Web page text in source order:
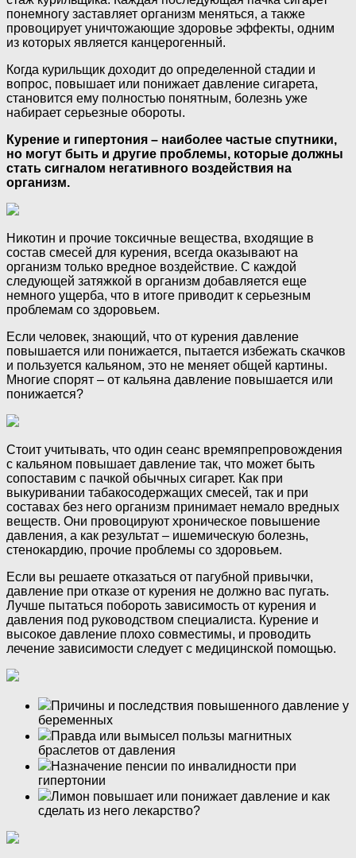
понемногу заставляет организм меняться, а также
провоцирует уничтожающие здоровье эффекты, одним
из которых является канцерогенный.
Когда курильщик доходит до определенной стадии и
вопрос, повышает или понижает давление сигарета,
становится ему полностью понятным, болезнь уже
набирает серьезные обороты.
Курение и гипертония – наиболее частые спутники,
но могут быть и другие проблемы, которые должны
стать сигналом негативного воздействия на
организм.
Никотин и прочие токсичные вещества, входящие в
состав смесей для курения, всегда оказывают на
организм только вредное воздействие. С каждой
следующей затяжкой в организм добавляется еще
немного ущерба, что в итоге приводит к серьезным
проблемам со здоровьем.
Если человек, знающий, что от курения давление
повышается или понижается, пытается избежать скачков
и пользуется кальяном, это не меняет общей картины.
Многие спорят – от кальяна давление повышается или
понижается?
Стоит учитывать, что один сеанс времяпрепровождения
с кальяном повышает давление так, что может быть
сопоставим с пачкой обычных сигарет. Как при
выкуривании табакосодержащих смесей, так и при
составах без него организм принимает немало вредных
веществ. Они провоцируют хроническое повышение
давления, а как результат – ишемическую болезнь,
стенокардию, прочие проблемы со здоровьем.
Если вы решаете отказаться от пагубной привычки,
давление при отказе от курения не должно вас пугать.
Лучше пытаться побороть зависимость от курения и
давления под руководством специалиста. Курение и
высокое давление плохо совместимы, и проводить
лечение зависимости следует с медицинской помощью.
Причины и последствия повышенного давление у
беременных
Правда или вымысел пользы магнитных
браслетов от давления
Назначение пенсии по инвалидности при
гипертонии
Лимон повышает или понижает давление и как
сделать из него лекарство?